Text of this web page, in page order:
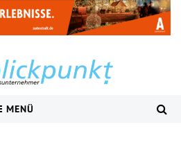
MENÜ